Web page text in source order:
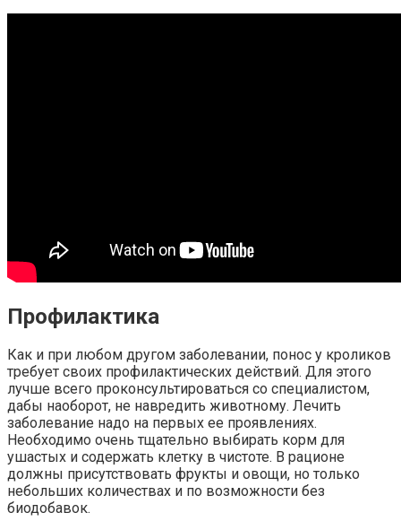
Профилактика
Как и при любом другом заболевании, понос у кроликов
требует своих профилактических действий. Для этого
лучше всего проконсультироваться со специалистом,
дабы наоборот, не навредить животному. Лечить
заболевание надо на первых ее проявлениях.
Необходимо очень тщательно выбирать корм для
ушастых и содержать клетку в чистоте. В рационе
должны присутствовать фрукты и овощи, но только
небольших количествах и по возможности без
биодобавок.